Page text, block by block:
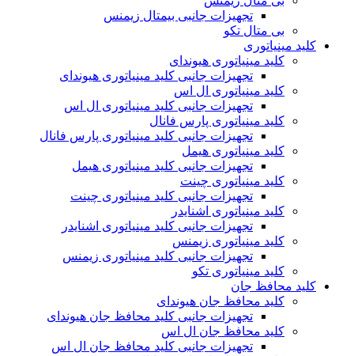
تجهیزات جانبی بیمتال زیمنس
بی متال تکو
کلید مینیاتوری
کلید مینیاتوری هیوندای
تجهیزات جانبی کلید مینیاتوری هیوندای
کلید مینیاتوری ال اس
تجهیزات جانبی کلید مینیاتوری ال اس
کلید مینیاتوری پارس فانال
تجهیزات جانبی کلید مینیاتوری پارس فانال
کلید مینیاتوری هیمل
تجهیزات جانبی کلید مینیاتوری هیمل
کلید مینیاتوری چینت
تجهیزات جانبی کلید مینیاتوری چینت
کلید مینیاتوری اشنایدر
تجهیزات جانبی کلید مینیاتوری اشنایدر
کلید مینیاتوری زیمنس
تجهیزات جانبی کلید مینیاتوری زیمنس
کلید مینیاتوری تکو
کلید محافظ جان
کلید محافظ جان هیوندای
تجهیزات جانبی کلید محافظ جان هیوندای
کلید محافظ جان ال اس
تجهیزات جانبی کلید محافظ جان ال اس